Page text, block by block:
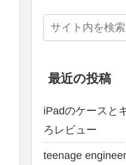
最近の投稿
iPadのケースと
ろレビュー
teenage